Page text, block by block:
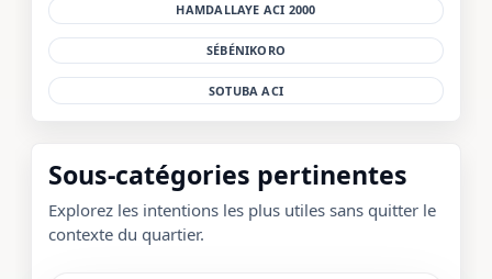
HAMDALLAYE ACI 2000
SÉBÉNIKORO
SOTUBA ACI
Sous-catégories pertinentes
Explorez les intentions les plus utiles sans quitter le
contexte du quartier.